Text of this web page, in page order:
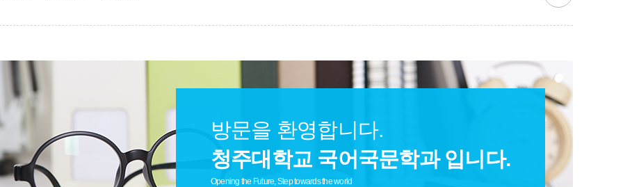
방문을 환영합니다.
청주대학교 국어국문학과 입니다.
Opening the Future, Step towards the world